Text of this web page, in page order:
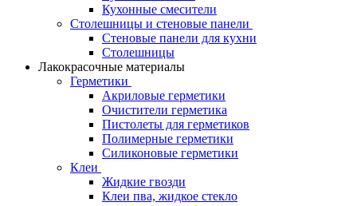
Кухонные смесители
Столешницы и стеновые панели
Стеновые панели для кухни
Столешницы
Лакокрасочные материалы
Герметики
Акриловые герметики
Очистители герметика
Пистолеты для герметиков
Полимерные герметики
Силиконовые герметики
Клеи
Жидкие гвозди
Клеи пва, жидкое стекло